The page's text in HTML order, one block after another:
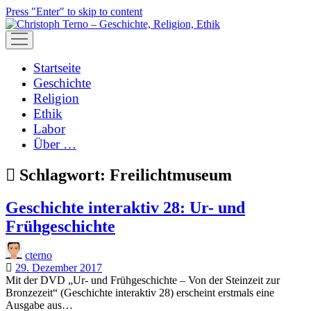
Press "Enter" to skip to content
open
menu
Startseite
Geschichte
Religion
Ethik
Labor
Über …
Schlagwort: Freilichtmuseum
Geschichte interaktiv 28: Ur- und
Frühgeschichte
cterno
29. Dezember 2017
Mit der DVD „Ur- und Frühgeschichte – Von der Steinzeit zur
Bronzezeit“ (Geschichte interaktiv 28) erscheint erstmals eine
Ausgabe aus…